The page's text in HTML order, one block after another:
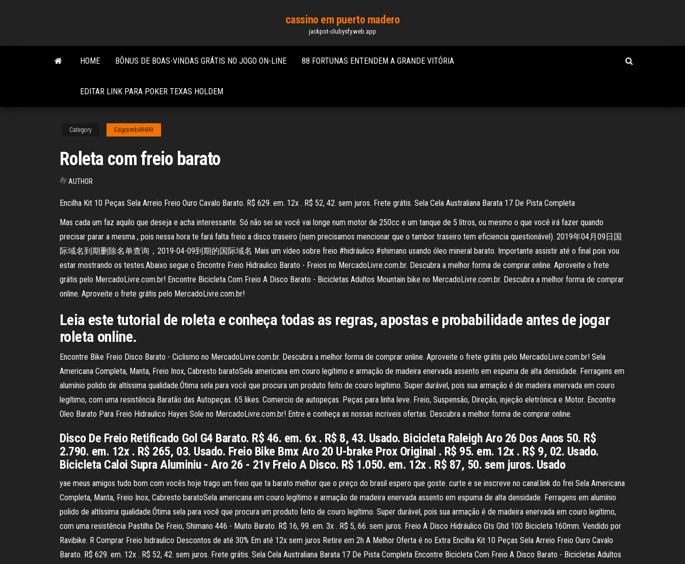
content
cassino em puerto madero
jackpot-clubysfy.web.app
HOME BÔNUS DE BOAS-VINDAS GRÁTIS NO JOGO ON-LINE 88 FORTUNAS ENTENDEM A GRANDE VITÓRIA
EDITAR LINK PARA POKER TEXAS HOLDEM
Category Edgcomb69699
Roleta com freio barato
By AUTHOR
Encilha Kit 10 Peças Sela Arreio Freio Ouro Cavalo Barato. R$ 629. em. 12x . R$ 52, 42. sem juros. Frete grátis. Sela Cela Australiana Barata 17 De Pista Completa
Mas cada um faz aquilo que deseja e acha interessante. Só não sei se você vai longe num motor de 250cc e um tanque de 5 litros, ou mesmo o que você irá fazer quando
precisar parar a mesma , pois nessa hora te fará falta freio a disco traseiro (nem precisamos mencionar que o tambor traseiro tem eficiencia questionável). 2019年04月09日国
际域名到期删除名单查询，2019-04-09到期的国际域名 Mais um vídeo sobre freio #hidráulico #shimano usando óleo mineral barato. Importante assistir até o final pois vou
estar mostrando os testes.Abaixo segue o Encontre Freio Hidraulico Barato - Freios no MercadoLivre.com.br. Descubra a melhor forma de comprar online. Aproveite o frete
grátis pelo MercadoLivre.com.br! Encontre Bicicleta Com Freio A Disco Barato - Bicicletas Adultos Mountain bike no MercadoLivre.com.br. Descubra a melhor forma de comprar
online. Aproveite o frete grátis pelo MercadoLivre.com.br!
Leia este tutorial de roleta e conheça todas as regras, apostas e probabilidade antes de jogar
roleta online.
Encontre Bike Freio Disco Barato - Ciclismo no MercadoLivre.com.br. Descubra a melhor forma de comprar online. Aproveite o frete grátis pelo MercadoLivre.com.br! Sela
Americana Completa, Manta, Freio Inox, Cabresto baratoSela americana em couro legítimo e armação de madeira enervada assento em espuma de alta densidade. Ferragens em
alumínio polido de altíssima qualidade.Ótima sela para você que procura um produto feito de couro legítimo. Super durável, pois sua armação é de madeira enervada em couro
legítimo, com uma resistência Baratão das Autopeças. 65 likes. Comercio de autopeças. Peças para linha leve. Freio, Suspensão, Direção, injeção eletrônica e Motor. Encontre
Oleo Barato Para Freio Hidraulico Hayes Sole no MercadoLivre.com.br! Entre e conheça as nossas incriveis ofertas. Descubra a melhor forma de comprar online.
Disco De Freio Retificado Gol G4 Barato. R$ 46. em. 6x . R$ 8, 43. Usado. Bicicleta Raleigh Aro 26 Dos Anos 50. R$
2.790. em. 12x . R$ 265, 03. Usado. Freio Bike Bmx Aro 20 U-brake Prox Original . R$ 95. em. 12x . R$ 9, 02. Usado.
Bicicleta Caloi Supra Aluminiu - Aro 26 - 21v Freio A Disco. R$ 1.050. em. 12x . R$ 87, 50. sem juros. Usado
yae meus amigos tudo bom com vocês hoje trago um freio que ta barato melhor que o preço do brasil espero que goste. curte e se inscreve no canal.link do frei Sela Americana
Completa, Manta, Freio Inox, Cabresto baratoSela americana em couro legítimo e armação de madeira enervada assento em espuma de alta densidade. Ferragens em alumínio
polido de altíssima qualidade.Ótima sela para você que procura um produto feito de couro legítimo. Super durável, pois sua armação é de madeira enervada em couro legítimo,
com uma resistência Pastilha De Freio, Shimano 446 - Muito Barato. R$ 16, 99. em. 3x . R$ 5, 66. sem juros. Freio A Disco Hidráulico Gts Ghd 100 Bicicleta 160mm. Vendido por
Ravibike. R Comprar Freio hidraulico Descontos de até 30% Em até 12x sem juros Retire em 2h A Melhor Oferta é no Extra Encilha Kit 10 Peças Sela Arreio Freio Ouro Cavalo
Barato. R$ 629. em. 12x . R$ 52, 42. sem juros. Frete grátis. Sela Cela Australiana Barata 17 De Pista Completa Encontre Bicicleta Com Freio A Disco Barato - Bicicletas Adultos